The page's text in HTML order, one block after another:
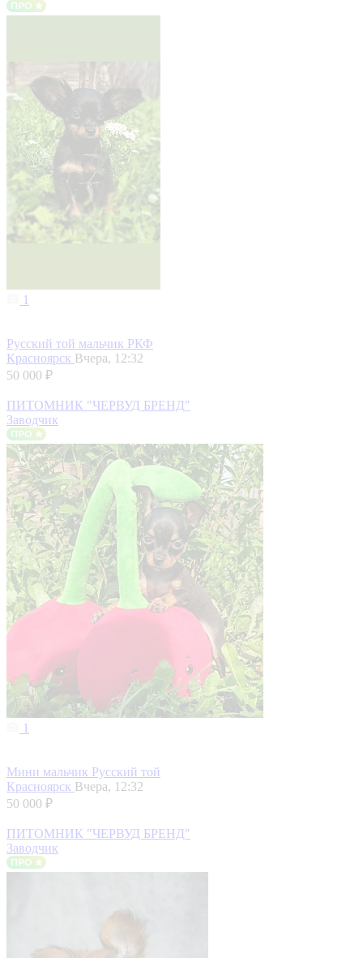
1
Русский той мальчик РКФ
Красноярск Вчера, 12:32
50 000 ₽
ПИТОМНИК "ЧЕРВУД БРЕНД"
Заводчик
1
Мини мальчик Русский той
Красноярск Вчера, 12:32
50 000 ₽
ПИТОМНИК "ЧЕРВУД БРЕНД"
Заводчик